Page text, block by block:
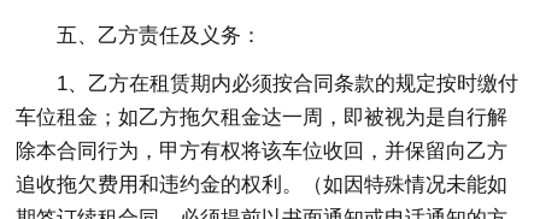
五、乙方责任及义务：
1、乙方在租赁期内必须按合同条款的规定按时缴付
车位租金；如乙方拖欠租金达一周，即被视为是自行解
除本合同行为，甲方有权将该车位收回，并保留向乙方
追收拖欠费用和违约金的权利。（如因特殊情况未能如